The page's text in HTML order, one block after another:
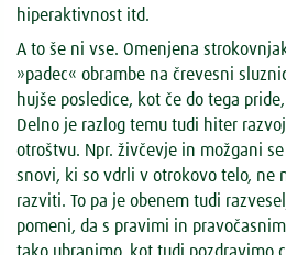
hiperaktivnost itd.
A to še ni vse. Omenjena
»padec« obrambe na črevesni
hujše posledice, kot če do tega
Delno je razlog temu tudi hiter
otroštvu. Npr. živčevje in možgani
snovi, ki so vdrli v otrokovo telo, ne
razviti. To pa je obenem tudi
pomeni, da s pravimi in
tako ubranimo, kot tudi pozdravimo